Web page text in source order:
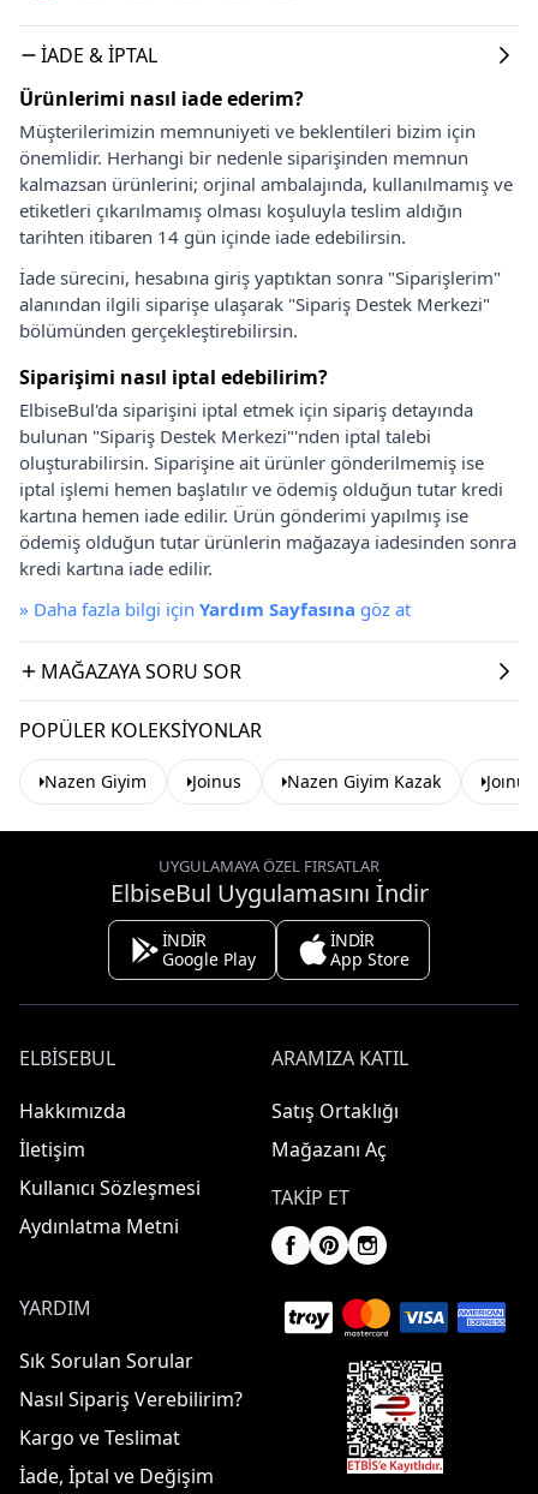
İADE & İPTAL
Ürünlerimi nasıl iade ederim?
Müşterilerimizin memnuniyeti ve beklentileri bizim için
önemlidir. Herhangi bir nedenle siparişinden memnun
kalmazsan ürünlerini; orjinal ambalajında, kullanılmamış ve
etiketleri çıkarılmamış olması koşuluyla teslim aldığın
tarihten itibaren 14 gün içinde iade edebilirsin.
İade sürecini, hesabına giriş yaptıktan sonra "Siparişlerim"
alanından ilgili siparişe ulaşarak "Sipariş Destek Merkezi"
bölümünden gerçekleştirebilirsin.
Siparişimi nasıl iptal edebilirim?
ElbiseBul'da siparişini iptal etmek için sipariş detayında
bulunan "Sipariş Destek Merkezi"'nden iptal talebi
oluşturabilirsin. Siparişine ait ürünler gönderilmemiş ise
iptal işlemi hemen başlatılır ve ödemiş olduğun tutar kredi
kartına hemen iade edilir. Ürün gönderimi yapılmış ise
ödemiş olduğun tutar ürünlerin mağazaya iadesinden sonra
kredi kartına iade edilir.
» Daha fazla bilgi için Yardım Sayfasına göz at
MAĞAZAYA SORU SOR
POPÜLER KOLEKSIYONLAR
Nazen Giyim Joinus Nazen Giyim Kazak
UYGULAMAYA ÖZEL FIRSATLAR
ElbiseBul Uygulamasını İndir
İNDİR
Google Play
İNDİR
App Store
ELBISEBUL
Hakkımızda
İletişim
Kullanıcı Sözleşmesi
Aydınlatma Metni
ARAMIZA KATIL
Satış Ortaklığı
Mağazanı Aç
TAKIP ET
YARDIM
Sık Sorulan Sorular
Nasıl Sipariş Verebilirim?
Kargo ve Teslimat
İade, İptal ve Değişim